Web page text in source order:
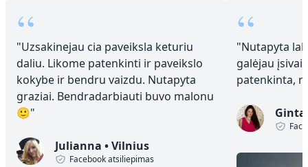
“
"Uzsakinejau cia paveiksla keturiu
daliu. Likome patenkinti ir paveikslo
kokybe ir bendru vaizdu. Nutapyta
graziai. Bendradarbiauti buvo malonu
🙂"
Julianna •Vilnius
Facebook atsiliepimas
“
"Nutapyta
galėjau
patenkinta,